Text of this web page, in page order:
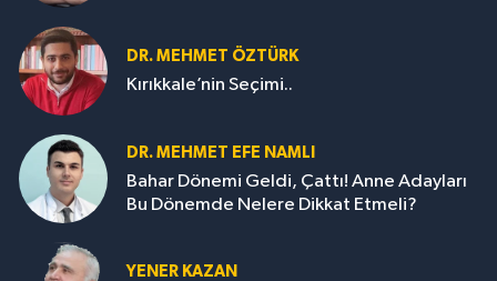
DR. MEHMET ÖZTÜRK
Kırıkkale’nin Seçimi..
DR. MEHMET EFE NAMLI
Bahar Dönemi Geldi, Çattı! Anne Adayları
Bu Dönemde Nelere Dikkat Etmeli?
YENER KAZAN